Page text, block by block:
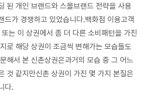
된 개인 브랜드와 스몰브랜드 전략을 사용
드가 경쟁하고 있었습니다.백화점 이용고객
는 이 상권에서 좀 더 다른 소비패턴을 가진
로 해당 상권이 조금씩 변해가는 모습들도
해서 본 신촌상권은과거의 모습 중 그 어느
것 같지만신촌 상권이 가진 몇 가지 본질은
다.